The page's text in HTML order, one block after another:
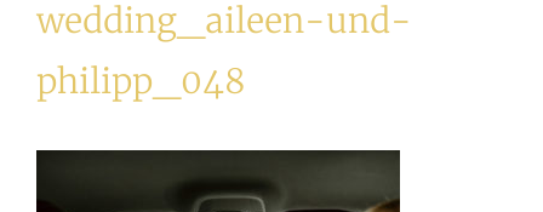
wedding_aileen-und-
philipp_048